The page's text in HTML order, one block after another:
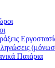
Πατάρια